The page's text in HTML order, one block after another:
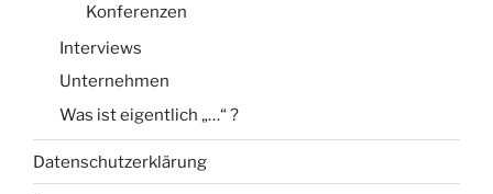
Konferenzen
Interviews
Unternehmen
Was ist eigentlich „…“ ?
Datenschutzerklärung